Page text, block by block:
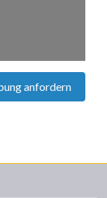
anfordern